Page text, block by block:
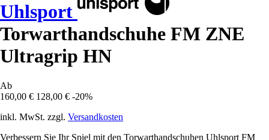
Uhlsport
Torwarthandschuhe FM ZNE
Ultragrip HN
Ab
160,00 € 128,00 € -20%
inkl. MwSt. zzgl. Versandkosten
Verbessern Sie Ihr Spiel mit den Torwarthandschuhen Uhlsport FM